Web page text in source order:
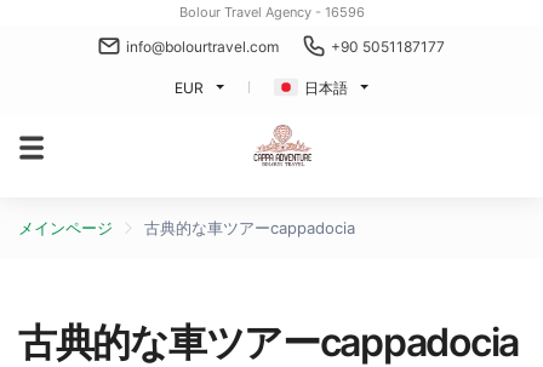
Bolour Travel Agency - 16596
info@bolourtravel.com +90 5051187177
EUR 日本語
メインページ 古典的な車ツアーcappadocia
古典的な車ツアーcappadocia